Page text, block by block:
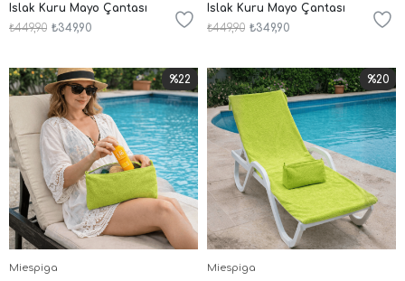
Islak Kuru Mayo Çantası
₺349,90
₺449,90
Islak Kuru Mayo Çantası
₺349,90
₺449,90
Miespiga
%22
Miespiga
%20